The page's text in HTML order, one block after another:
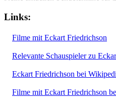
Links:
Filme mit Eckart Friedrichson
Relevante Schauspieler zu
Eckart Friedrichson bei
Filme mit Eckart Friedrichson